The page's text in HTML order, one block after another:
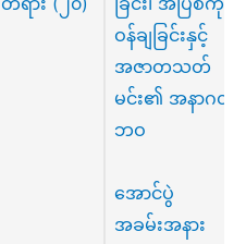
ဝန်ချခြင်းနှင့်
အဇာတသတ်
မင်း၏ အနာဂတ်
ဘဝ
အောင်ပွဲ
အခမ်းအနား